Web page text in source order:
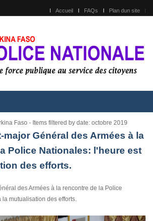
Accueil FAQs Plan dun site
Faso - Items filtered by date: octobre 2019
major Général des Armées à la
Police Nationales: l'heure est
des efforts.
des Armées à la rencontre de la Police
la mutualisation des efforts.